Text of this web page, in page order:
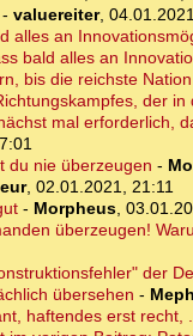
valuereiter,
alles an
bald alles an
bis die reichste
der in
mal erforderlich,
du nie überzeugen -
, 02.01.2021, 21:11
- Morpheus,
überzeugen!
der
übersehen -
haftendes erst recht,